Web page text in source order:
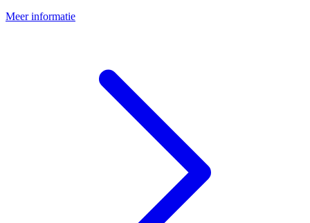
Meer informatie